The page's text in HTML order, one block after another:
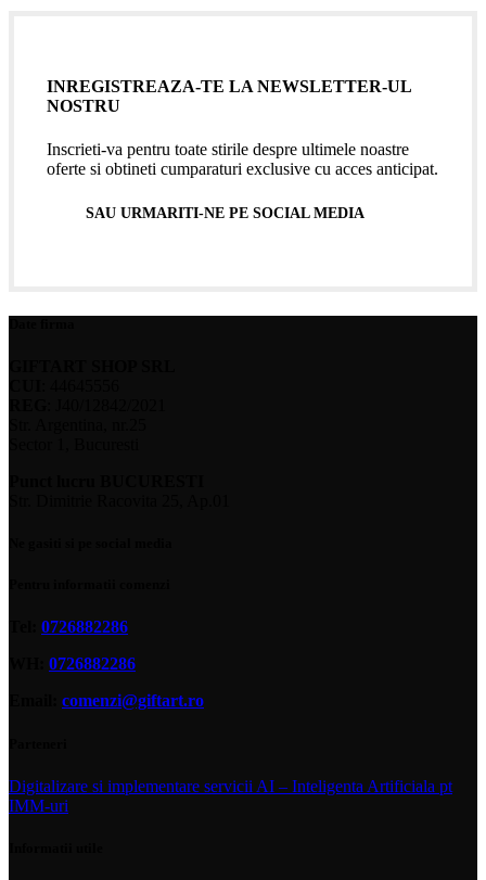
INREGISTREAZA-TE LA NEWSLETTER-UL
NOSTRU
Inscrieti-va pentru toate stirile despre ultimele noastre
oferte si obtineti cumparaturi exclusive cu acces anticipat.
SAU URMARITI-NE PE SOCIAL MEDIA
0726882286
0726882286
comenzi@giftart.ro
Digitalizare si implementare servicii AI – Inteligenta Artificiala pt
IMM-uri